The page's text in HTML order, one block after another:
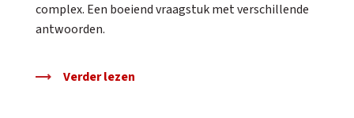
complex. Een boeiend vraagstuk met verschillende
antwoorden.
Verder lezen